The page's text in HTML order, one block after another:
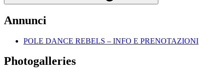
Annunci
POLE DANCE REBELS – INFO E PRENOTAZIONI
Photogalleries